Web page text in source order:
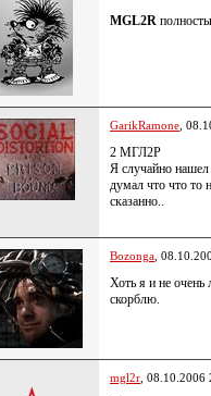
MGL2R
GarikRamone ,
2 МГЛ2Р
Я случайно нашел
думал что что то
сказанно..
Bozonga ,
Хоть я и не
скорблю.
mgl2r , 08.10.2006